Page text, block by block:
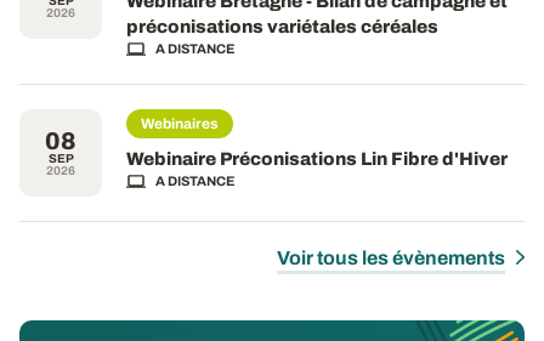
2026
préconisations variétales céréales
A DISTANCE
08
SEP
2026
Webinaires
Webinaire Préconisations Lin Fibre d'Hiver
A DISTANCE
Voir tous les évènements